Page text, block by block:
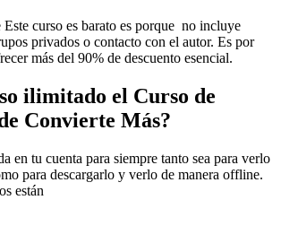
curso es barato es porque no incluye
privados o contacto con el autor. Es por
más del 90% de descuento esencial.
ilimitado el Curso de
Convierte Más?
en tu cuenta para siempre tanto sea para verlo
para descargarlo y verlo de manera offline.
están